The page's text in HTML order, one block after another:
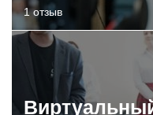
1 отзыв